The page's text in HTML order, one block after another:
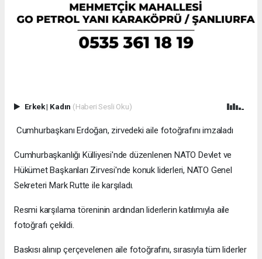
Erkek| Kadın (Haberi Sesli Oku)
Cumhurbaşkanı Erdoğan, zirvedeki aile fotoğrafını imzaladı
Cumhurbaşkanlığı Külliyesi'nde düzenlenen NATO Devlet ve
Hükümet Başkanları Zirvesi'nde konuk liderleri, NATO Genel
Sekreteri Mark Rutte ile karşıladı.
Resmi karşılama töreninin ardından liderlerin katılımıyla aile
fotoğrafı çekildi.
Baskısı alınıp çerçevelenen aile fotoğrafını, sırasıyla tüm liderler